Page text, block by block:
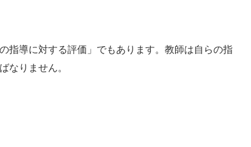
指導に対する評価」でもあります。教師は自らの指
なりません。